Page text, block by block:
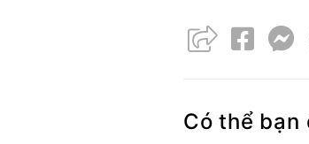
Có thể bạn